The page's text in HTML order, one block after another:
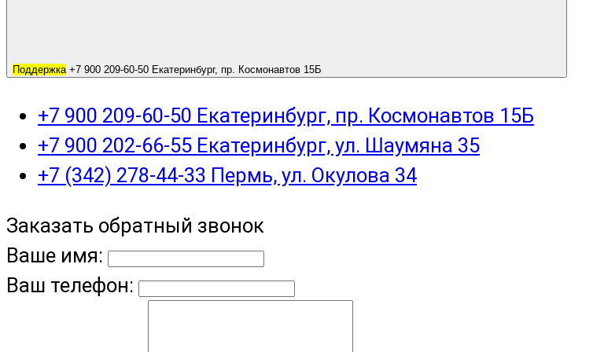
Поддержка +7 900 209-60-50 Екатеринбург, пр. Космонавтов 15Б
+7 900 209-60-50 Екатеринбург, пр. Космонавтов 15Б
+7 900 202-66-55 Екатеринбург, ул. Шаумяна 35
+7 (342) 278-44-33 Пермь, ул. Окулова 34
Заказать обратный звонок
Ваше имя:
Ваш телефон: